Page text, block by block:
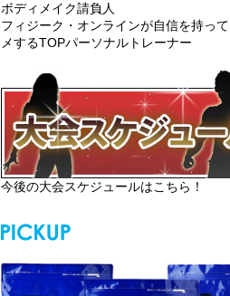
ボディメイク請負人
フィジーク・オンラインが自信を持っ
メするTOPパーソナルトレーナー
今後の大会スケジュールはこちら！